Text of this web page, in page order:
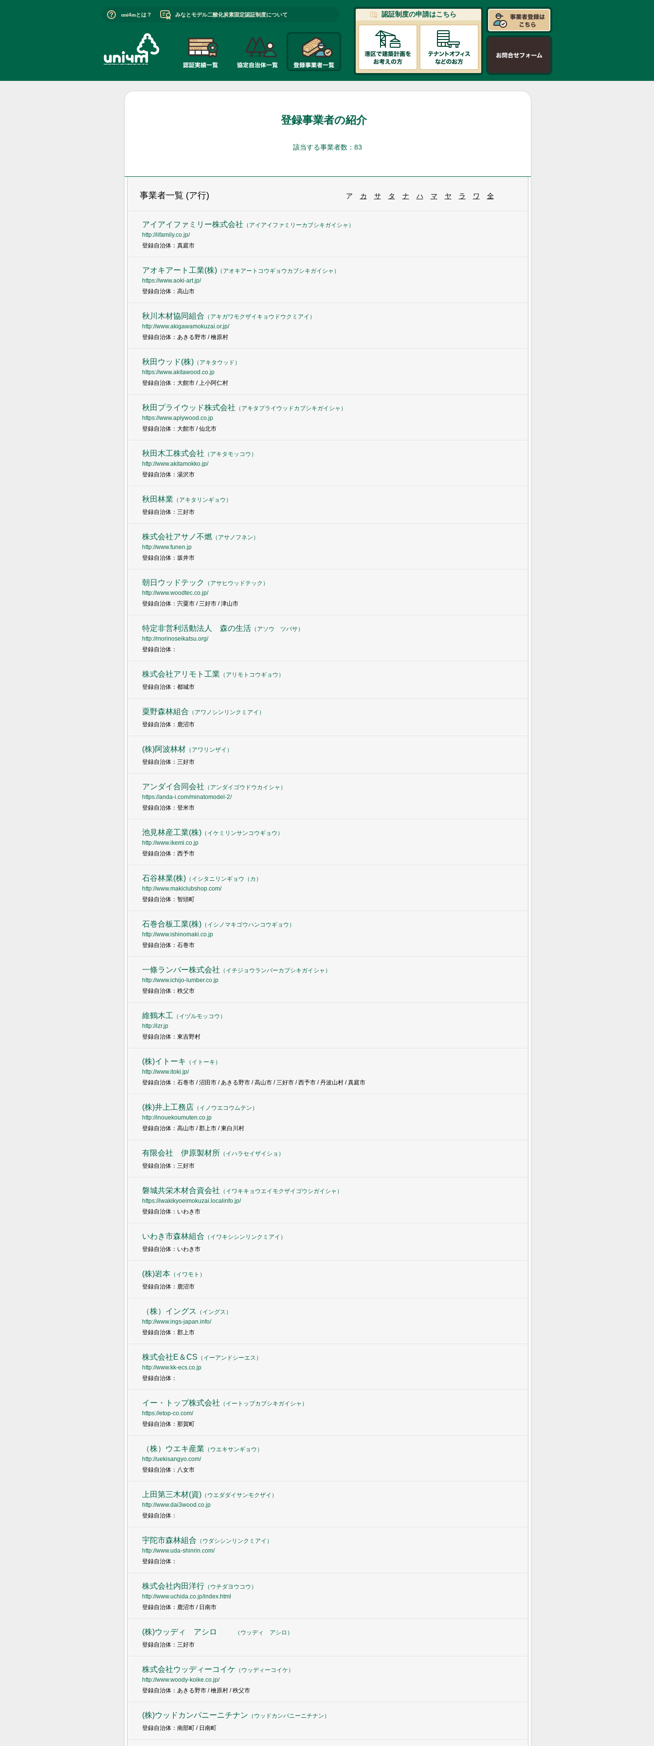
uni4mとは？ みなとモデル二酸化炭素固定認証制度について 認証制度の申請はこちら
登録事業者の紹介
該当する事業者数：83
事業者一覧 (ア行) ア カ サ タ ナ ハ マ ヤ ラ ワ 全
アイアイファミリー株式会社 （ アイアイファミリーカブシキガイシャ ）
http://iifamily.co.jp/
登録自治体：真庭市
アオキアート工業(株)（ アオキアートコウギョウカブシキガイシャ ）
https://www.aoki-art.jp/
登録自治体：高山市
秋川木材協同組合 （ アキガワモクザイキョウドウクミアイ ）
http://www.akigawamokuzai.or.jp/
登録自治体：あきる野市 / 檜原村
秋田ウッド(株)（ アキタウッド ）
https://www.akitawood.co.jp
登録自治体：大館市 / 上小阿仁村
秋田プライウッド株式会社 （ アキタプライウッドカブシキガイシャ ）
https://www.aplywood.co.jp
登録自治体：大館市 / 仙北市
秋田木工株式会社 （ アキタモッコウ ）
http://www.akitamokko.jp/
登録自治体：湯沢市
秋田林業 （ アキタリンギョウ ）
登録自治体：三好市
株式会社アサノ不燃（ アサノフネン ）
http://www.funen.jp
登録自治体：坂井市
朝日ウッドテック （ アサヒウッドテック ）
http://www.woodtec.co.jp/
登録自治体：宍粟市 / 三好市 / 津山市
特定非営利活動法人 森の生活（ アソウ ツバサ）
http://morinoseikatsu.org/
登録自治体：
株式会社アリモト工業 （ アリモトコウギョウ ）
登録自治体：都城市
粟野森林組合 （ アワノシンリンクミアイ ）
登録自治体：鹿沼市
(株)阿波林材 （ アワリンザイ ）
登録自治体：三好市
アンダイ合同会社 （ アンダイゴウドウカイシャ ）
https://anda-i.com/minatomodel-2/
登録自治体：登米市
池見林産工業(株)（ イケミリンサンコウギョウ ）
http://www.ikemi.co.jp
登録自治体：西予市
石谷林業(株)（ イシタニリンギョウ（カ ）
http://www.makiclubshop.com/
登録自治体：智頭町
石巻合板工業(株)（ イシノマキゴウハンコウギョウ ）
http://www.ishinomaki.co.jp
登録自治体：石巻市
一條ランバー株式会社 （ イチジョウランバーカブシキガイシャ ）
http://www.ichijo-lumber.co.jp
登録自治体：秩父市
維鶴木工（ イヅルモッコウ ）
http://izr.jp
登録自治体：東吉野村
(株)イトーキ （ イトーキ ）
http://www.itoki.jp/
登録自治体：石巻市 / 沼田市 / あきる野市 / 高山市 / 三好市 / 西予市 / 丹波山村 / 真庭市
(株)井上工務店 （ イノウエコウムテン ）
http://inouekoumuten.co.jp
登録自治体：高山市 / 郡上市 / 東白川村
有限会社 伊原製材所（ イハラセイザイショ ）
登録自治体：三好市
磐城共栄木材合資会社 （ イワキキョウエイモクザイゴウシガイシャ ）
https://iwakikyoeimokuzai.localinfo.jp/
登録自治体：いわき市
いわき市森林組合 （ イワキシシンリンクミアイ ）
登録自治体：いわき市
(株)岩本（ イワモト ）
登録自治体：鹿沼市
（株）イングス （ イングス ）
http://www.ings-japan.info/
登録自治体：郡上市
株式会社E＆CS （ イーアンドシーエス ）
http://www.kk-ecs.co.jp
登録自治体：
イー・トップ株式会社 （ イートップカブシキガイシャ ）
https://etop-co.com/
登録自治体：那賀町
（株）ウエキ産業 （ ウエキサンギョウ ）
http://uekisangyo.com/
登録自治体：八女市
上田第三木材(資)（ ウエダダイサンモクザイ ）
http://www.dai3wood.co.jp
登録自治体：
宇陀市森林組合 （ ウダシシンリンクミアイ ）
http://www.uda-shinrin.com/
登録自治体：
株式会社内田洋行（ ウチダヨウコウ ）
http://www.uchida.co.jp/index.html
登録自治体：鹿沼市 / 日南市
(株)ウッディ アシロ （ ウッディ アシロ ）
登録自治体：三好市
株式会社ウッディーコイケ （ ウッディーコイケ ）
http://www.woody-koike.co.jp/
登録自治体：あきる野市 / 檜原村 / 秩父市
(株)ウッドカンパニーニチナン （ ウッドカンパニーニチナン ）
登録自治体：南部町 / 日南町